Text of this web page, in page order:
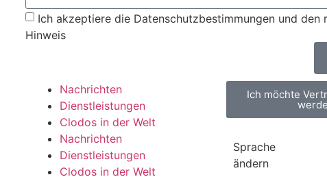
Ich akzeptiere die Datenschutzbestimmungen und den
Hinweis
Nachrichten
Dienstleistungen
Clodos in der Welt
Nachrichten
Dienstleistungen
Clodos in der Welt
Ich möchte
Sprache
ändern